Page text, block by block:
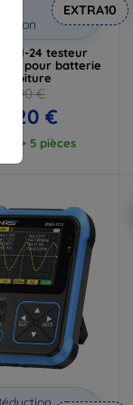
coupon
EXTRA10
BTM-24 testeur
pour batterie
de voiture
46,90 €
42,20 €
> 5 pièces